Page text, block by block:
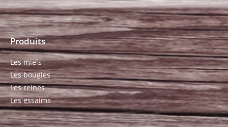
Produits
Les miels
Les bougies
Les reines
Les essaims